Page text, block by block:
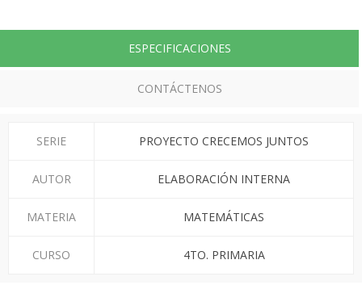
ESPECIFICACIONES
CONTÁCTENOS
SERIE PROYECTO CRECEMOS JUNTOS
AUTOR ELABORACIÓN INTERNA
MATERIA MATEMÁTICAS
CURSO 4TO. PRIMARIA